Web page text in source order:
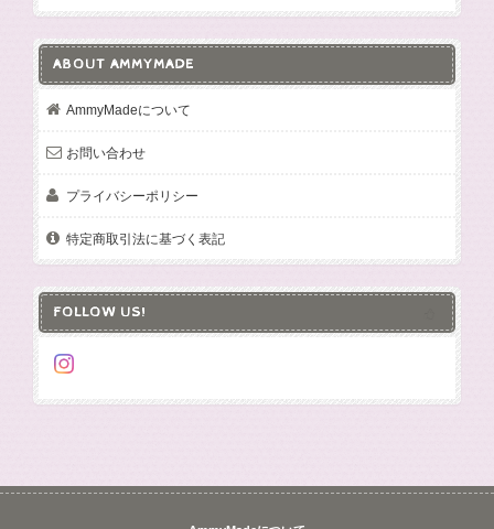
ABOUT AMMYMADE
AmmyMadeについて
お問い合わせ
プライバシーポリシー
特定商取引法に基づく表記
FOLLOW US!